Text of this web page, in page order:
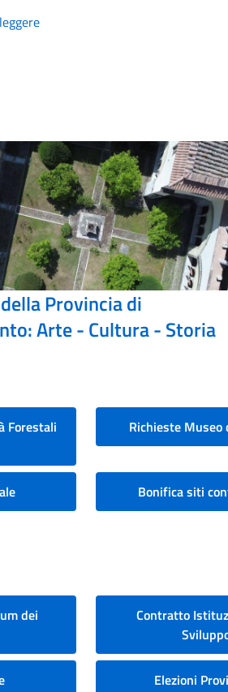
Provincia di
Arte - Cultura - Storia
Forestali
Richieste Museo
Bonifica siti
dei
Contratto
Elezioni